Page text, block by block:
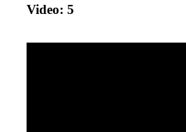
Video: 5